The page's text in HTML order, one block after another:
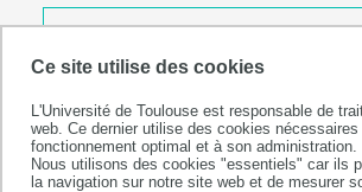
Ce site utilise des cookies
L'Université de Toulouse est responsable de
web. Ce dernier utilise des cookies
fonctionnement optimal et à son administration.
Nous utilisons des cookies "essentiels" car ils
la navigation sur notre site web et de mesurer
118 route de Narbonne
31062 TOULOUSE CEDEX 9
téléphone +33 (0)5 61 55 66 11
Siret :93827139200012